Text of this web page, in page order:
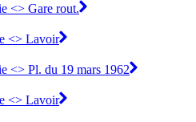
<> Gare rout.
<> Lavoir
<> Pl. du 19 mars 1962
<> Lavoir